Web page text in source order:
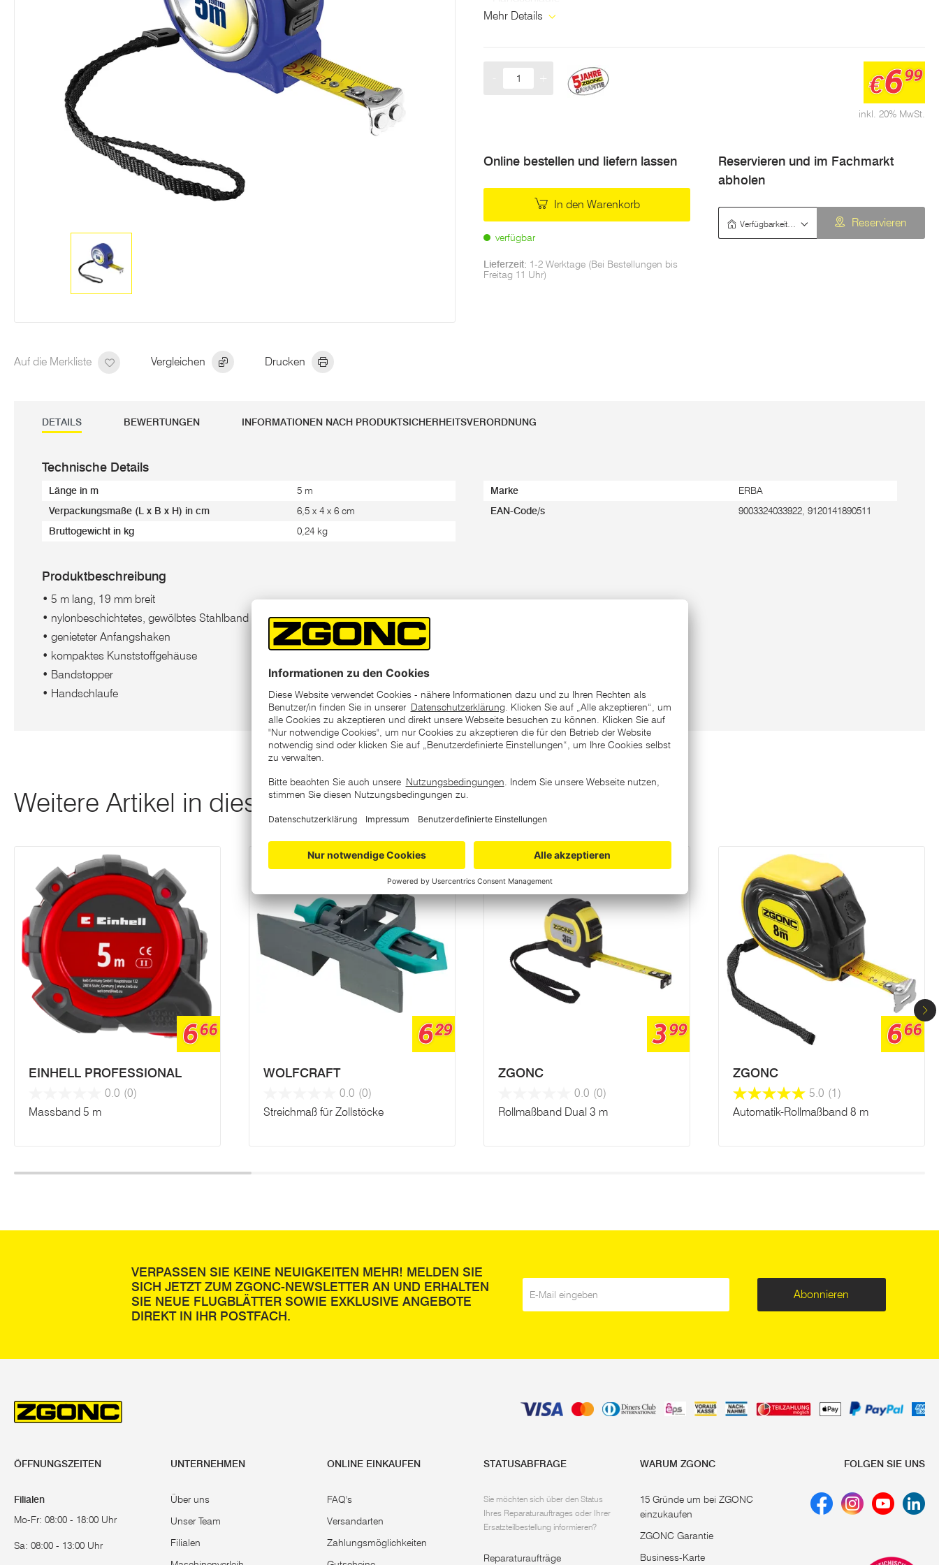
Auf die Merkliste Vergleichen Drucken
Mehr Details
inkl. 20% MwSt.
€699
Online bestellen und liefern lassen
In den Warenkorb
verfügbar
Lieferzeit: 1-2 Werktage (Bei Bestellungen bis
Freitag 11 Uhr)
Reservieren und im Fachmarkt
abholen
Reservieren
DETAILS BEWERTUNGEN INFORMATIONEN NACH PRODUKTSICHERHEITSVERORDNUNG
Technische Details
Länge in m 5 m
Verpackungsmaße (L x B x H) in cm 6,5 x 4 x 6 cm
Bruttogewicht in kg 0,24 kg
Marke ERBA
EAN-Code/s 9003324033922, 9120141890511
Produktbeschreibung
• 5 m lang, 19 mm breit
• nylonbeschichtetes, gewölbtes Stahlband
• genieteter Anfangshaken
• kompaktes Kunststoffgehäuse
• Bandstopper
• Handschlaufe
Weitere Artikel in dieser Kategorie
666
EINHELL PROFESSIONAL
0.0 (0)
Massband 5 m
629
WOLFCRAFT
0.0 (0)
Streichmaß für Zollstöcke
399
ZGONC
0.0 (0)
Rollmaßband Dual 3 m
666
ZGONC
5.0 (1)
Automatik-Rollmaßband 8 m
VERPASSEN SIE KEINE NEUIGKEITEN MEHR! MELDEN SIE
SICH JETZT ZUM ZGONC-NEWSLETTER AN UND ERHALTEN
SIE NEUE FLUGBLÄTTER SOWIE EXKLUSIVE ANGEBOTE
DIREKT IN IHR POSTFACH.
Abonnieren
ÖFFNUNGSZEITEN
Filialen
Mo-Fr: 08:00 - 18:00 Uhr
Sa: 08:00 - 13:00 Uhr
UNTERNEHMEN
Über uns
Unser Team
Filialen
ONLINE EINKAUFEN
FAQ's
Versandarten
Zahlungsmöglichkeiten
STATUSABFRAGE
Sie möchten sich über den Status
Ihres Reparaturauftrages oder Ihrer
Ersatzteilbestellung informieren?
Reparaturaufträge
WARUM ZGONC
15 Gründe um bei ZGONC
einzukaufen
ZGONC Garantie
Business-Karte
FOLGEN SIE UNS